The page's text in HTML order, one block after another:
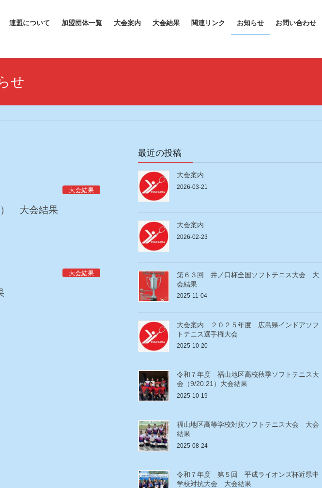
連盟について 加盟団体一覧 大会案内 大会結果 関連リンク お知らせ お問い合わせ
せ
大会結果
） 大会結果
大会結果
最近の投稿
大会案内
2026-03-21
大会案内
2026-02-23
第６３回 井ノ口杯全国ソフトテニス大会 大
会結果
2025-11-04
大会案内 ２０２５年度 広島県インドアソフ
トテニス選手権大会
2025-10-20
令和７年度 福山地区高校秋季ソフトテニス大
会（9/20.21）大会結果
2025-10-19
福山地区高等学校対抗ソフトテニス大会 大会
結果
2025-08-24
令和７年度 第５回 平成ライオンズ杯近県中
学校対抗大会 大会結果